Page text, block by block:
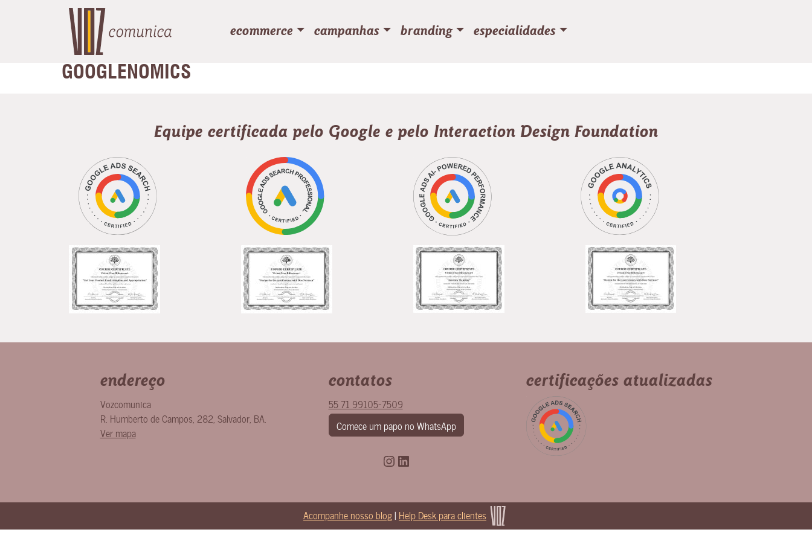
ecommerce campanhas branding especialidades
GOOGLENOMICS
Equipe certificada pelo Google e pelo Interaction Design Foundation
endereço
Vozcomunica
R. Humberto de Campos, 282 Salvador, BA
Ver mapa
contatos
55 71 99105-7509
Comece um papo no WhatsApp
Instagram
LinkedIn
certificações atualizadas
Acompanhe nosso blog| Help Desk para clientes